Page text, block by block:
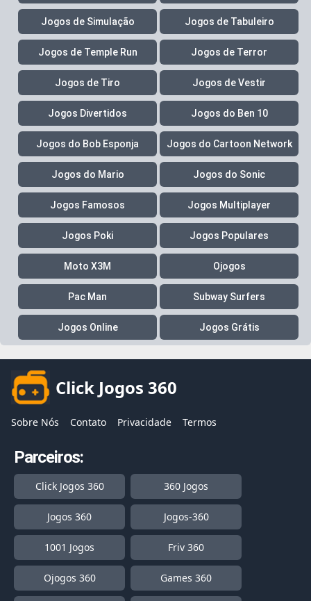
Jogos de Simulação Jogos de Tabuleiro
Jogos de Temple Run Jogos de Terror
Jogos de Tiro Jogos de Vestir
Jogos Divertidos Jogos do Ben 10
Jogos do Bob Esponja Jogos do Cartoon Network
Jogos do Mario Jogos do Sonic
Jogos Famosos Jogos Multiplayer
Jogos Poki Jogos Populares
Moto X3M Ojogos
Pac Man Subway Surfers
Jogos Online Jogos Grátis
Click Jogos 360
Sobre Nós Contato Privacidade Termos
Parceiros:
Click Jogos 360 360 Jogos
Jogos 360 Jogos-360
1001 Jogos Friv 360
Ojogos 360 Games 360